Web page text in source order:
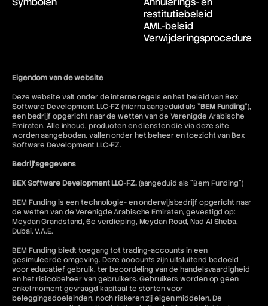
restitutiebeleid
AML-beleid
Verwijderingsprocedure
Eigendom van de website
Deze website valt onder de interne regels en het beleid van Bex
Software Development LLC-FZ (hierna aangeduid als "BEM Funding"),
een bedrijf opgericht naar de wetten van de Verenigde Arabische
Emiraten. Alle inhoud, producten en diensten die via deze site
worden aangeboden, vallen onder het beheer en toezicht van Bex
Software Development LLC-FZ.
Bedrijfsgegevens
BEX Software Development LLC-FZ.(aangeduid als "Bem Funding")
BEM Funding is een technologie- en onderwijsbedrijf opgericht naar
de wetten van de Verenigde Arabische Emiraten, gevestigd op:
Meydan Grandstand, 6e verdieping, Meydan Road, Nad Al Sheba,
Dubai, V.A.E.
BEM Funding biedt toegang tot trading-accounts in een
gesimuleerde omgeving. Deze accounts zijn uitsluitend bedoeld
voor educatief gebruik, ter beoordeling van de handelsvaardigheid
en het risicobeheer van gebruikers. Gebruikers worden op geen
enkel moment gevraagd kapitaal te storten voor
beleggingsdoeleinden, noch riskeren zij eigen middelen. De